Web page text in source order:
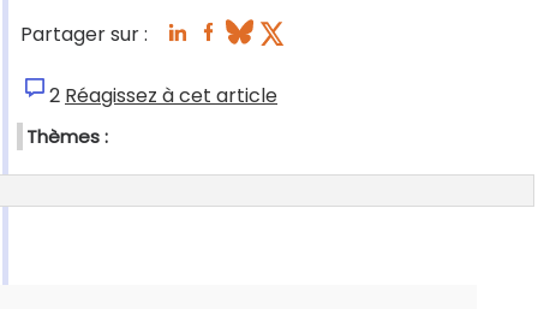
Partager sur :
2 Réagissez à cet article
Thèmes :